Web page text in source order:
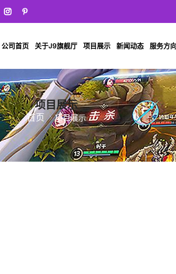
公司首页 关于J9旗舰厅 项目展示 新闻动态 服务方
项目展示
首页 项目展示